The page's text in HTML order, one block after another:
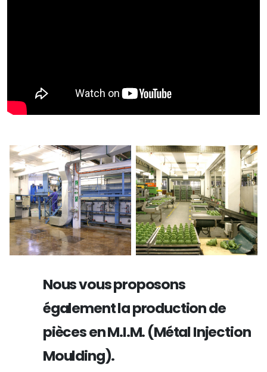
Nous vous proposons
également la production de
pièces en M.I.M. (Métal Injection
Moulding).